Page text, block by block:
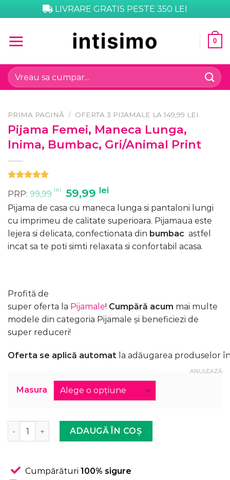
to
LIVRARE GRATIS PESTE 350 LEI
0
Caută
după:
PRIMA PAGINĂ / OFERTA 3 PIJAMALE LA 149,99 LEI
Pijama Femei, Maneca Lunga,
Inima, Bumbac, Gri/Animal Print
5.00din 5
pe baza
unei
singure
evaluări
PRP: 99,99 lei
Prețul
a
fost:
99,99 lei.
59,99 leiPrețul
curent
59,99 lei.
Pijama de casa cu maneca lunga si pantaloni lungi
cu imprimeu de calitate superioara. Pijamaua este
lejera si delicata, confectionata din bumbac astfel
incat sa te poti simti relaxata si confortabil acasa.
Profită de
super oferta la Pijamale! Cumpără acum mai multe
modele din categoria Pijamale și beneficiezi de
super reduceri!
Oferta se aplică automat la adăugarea produselor
Masura
ANULEAZĂ
Cantitate Pijama Femei, Maneca Lunga, Inima, Bumbac,
ADAUGĂ ÎN COȘ
Cumpărături 100% sigure